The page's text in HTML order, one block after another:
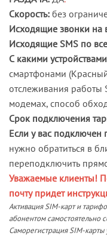
Скорость: без
Исходящие звонки на
Исходящие SMS по
С какими
смартфонами
отслеживания работы
модемах, способ
Срок подключения
Если у вас
нужно обратиться в
переподключить
Уважаемые клиенты!
почту придет
Активация SIM-карт и
абонентом самостоятельно
Саморегистрация SIM-